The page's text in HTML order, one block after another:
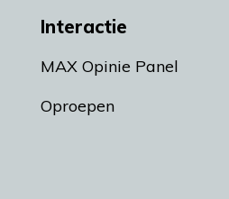
Interactie
MAX Opinie Panel
Oproepen